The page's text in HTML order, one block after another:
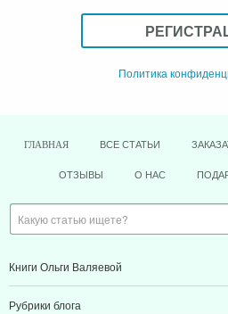
Политика
ГЛАВНАЯ ВСЕ СТАТЬИ
ОТЗЫВЫ О НАС
Книги Ольги Валяевой
Рубрики блога